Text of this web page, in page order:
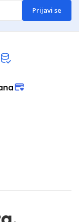
Prijavi se